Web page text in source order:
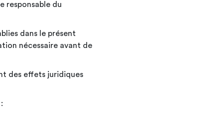
responsable du
dans le présent
nécessaire avant de
des effets juridiques